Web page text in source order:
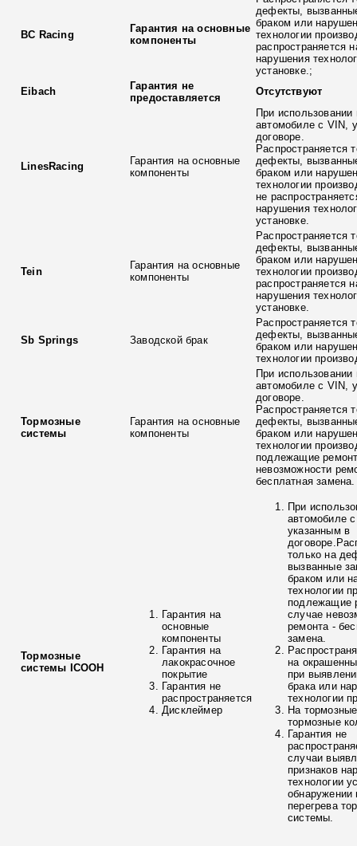
BC Racing
Гарантия на основные
компоненты
дефекты,
браком или
технологии
распространяется
нарушения
установке.;
Eibach
Гарантия не
предоставляется
Отсутствуют
LinesRacing
Гарантия на основные
компоненты
При использовании
автомобиле с VIN,
договоре.
Распространяется
дефекты,
браком или
технологии
не
нарушения
установке.
Tein
Гарантия на основные
компоненты
Распространяется
дефекты,
браком или
технологии
распространяется
нарушения
установке.
Sb Springs Заводской брак
Распространяется
дефекты,
браком или
технологии
Тормозные
системы
Гарантия на основные
компоненты
При использовании
автомобиле с VIN,
договоре.
Распространяется
дефекты,
браком или
технологии
подлежащие
невозможности
бесплатная замена.
Тормозные
системы ICOOH
Гарантия на
основные
компоненты
Гарантия на
лакокрасочное
покрытие
Гарантия не
распространяется
Дисклеймер
При
автомобиле
указанным в
только на
вызванные
браком или
технологии
подлежащие
случае
ремонта -
замена.
на
при
брака или
технологии
На
тормозные
Гарантия не
случаи
признаков
технологии
обнаружении
перегрева
системы.